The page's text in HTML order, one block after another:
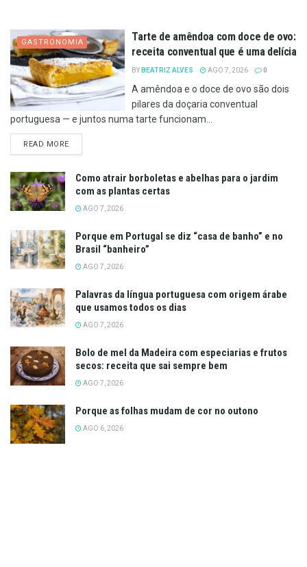
GASTRONOMIA
Tarte de amêndoa com doce de ovo:
receita conventual que é uma delícia
BY BEATRIZ ALVES AGO 7, 2026 0
A amêndoa e o doce de ovo são dois
pilares da doçaria conventual
portuguesa — e juntos numa tarte funcionam...
READ MOREDETAILS
Como atrair borboletas e abelhas para o jardim
com as plantas certas
AGO 7, 2026
Porque em Portugal se diz “casa de banho” e no
Brasil “banheiro”
AGO 7, 2026
Palavras da língua portuguesa com origem árabe
que usamos todos os dias
AGO 7, 2026
Bolo de mel da Madeira com especiarias e frutos
secos: receita que sai sempre bem
AGO 7, 2026
Porque as folhas mudam de cor no outono
AGO 6, 2026